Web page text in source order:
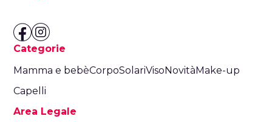
Categorie
Mamma e bebèCorpoSolariViso Novità Make-up
Capelli
Area Legale